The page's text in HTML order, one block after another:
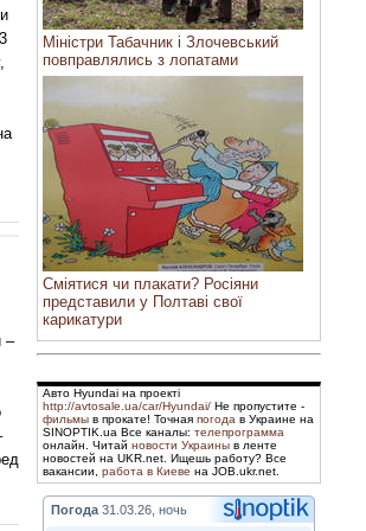
–
Міністри Табачник і Злочевський
повправлялись з лопатами
Сміятися чи плакати? Росіяни
представили у Полтаві свої
карикатури
Авто Hyundai на проекті
http://avtosale.ua/car/Hyundai/ Не пропустите -
фильмы в прокате! Точная погода в Украине на
SINOPTIK.ua Все каналы: телепрограмма
онлайн. Читай новости Украины в ленте
новостей на UKR.net. Ищешь работу? Все
вакансии, работа в Киеве на JOB.ukr.net.
Погода 31.03.26, ночь